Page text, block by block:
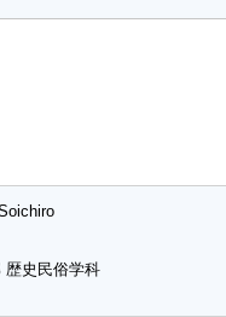
史民俗学科